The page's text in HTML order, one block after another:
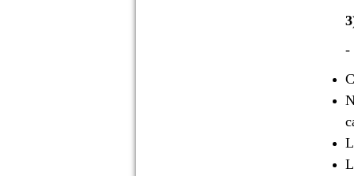
-